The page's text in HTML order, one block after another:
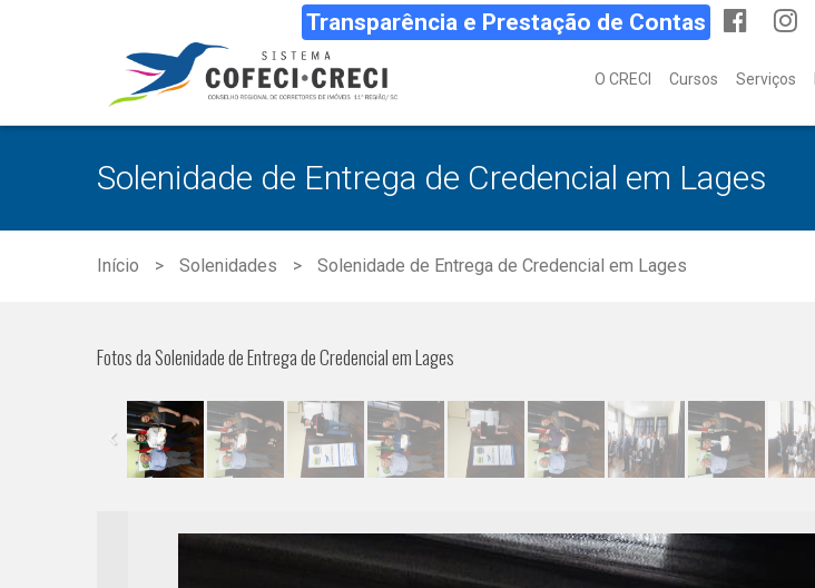
Transparência e Prestação de Contas
O CRECI Cursos Serviços
Solenidade de Entrega de Credencial em Lages
Início Solenidades Solenidade de Entrega de Credencial em Lages
Fotos da Solenidade de Entrega de Credencial em Lages